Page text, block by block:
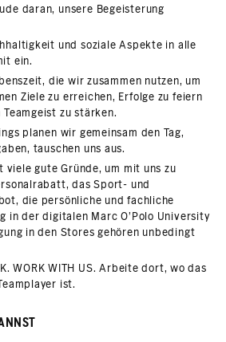
daran, unsere Begeisterung
und soziale Aspekte in alle
ein.
die wir zusammen nutzen, um
Ziele zu erreichen, Erfolge zu feiern
zu stärken.
planen wir gemeinsam den Tag,
tauschen uns aus.
viele gute Gründe, um mit uns zu
das Sport- und
die persönliche und fachliche
in der digitalen Marc O’Polo University
in den Stores gehören unbedingt
WORK WITH US. Arbeite dort, wo das
ist.